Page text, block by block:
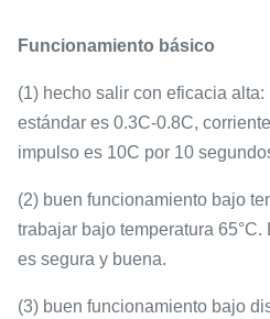
Funcionamiento básico
(1) hecho salir con eficacia
estándar es 0.3C-0.8C,
impulso es 10C por 10
(2) buen funcionamiento bajo
trabajar bajo temperatura
es segura y buena.
(3) buen funcionamiento bajo